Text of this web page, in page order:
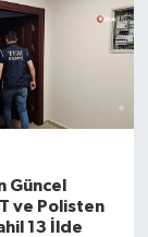
Güncel
ve Polisten
13 İlde